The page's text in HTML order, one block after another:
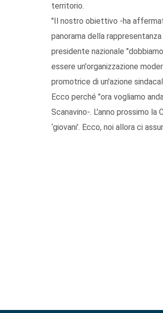
territorio.
"Il nostro obiettivo -ha
panorama della
presidente nazionale
essere un'organizzazione
promotrice di un'azione
Ecco perché "ora vogliamo
Scanavino-. L'anno prossimo
‘giovani'. Ecco, noi allora ci